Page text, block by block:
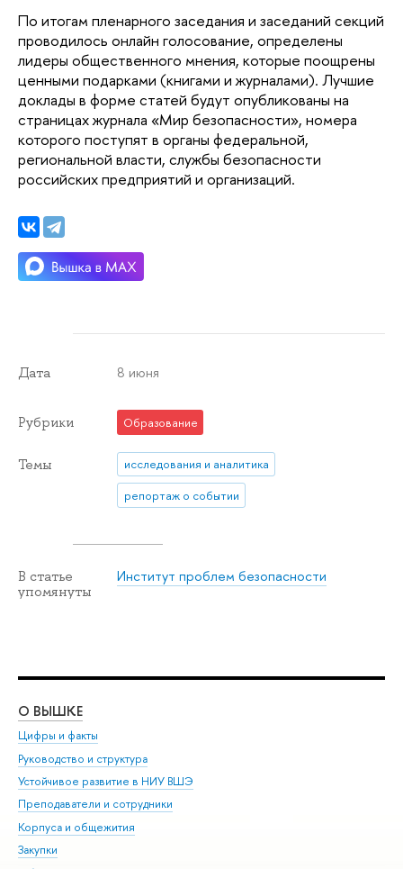
По итогам пленарного заседания и заседаний секций
проводилось онлайн голосование, определены
лидеры общественного мнения, которые поощрены
ценными подарками (книгами и журналами). Лучшие
доклады в форме статей будут опубликованы на
страницах журнала «Мир безопасности», номера
которого поступят в органы федеральной,
региональной власти, службы безопасности
российских предприятий и организаций.
Дата 8 июня
Рубрики Образование
Темы
исследования и аналитика
репортаж о событии
В статье
упомянуты
Институт проблем безопасности
О ВЫШКЕ
Цифры и факты
Руководство и структура
Устойчивое развитие в НИУ ВШЭ
Преподаватели и сотрудники
Корпуса и общежития
Закупки